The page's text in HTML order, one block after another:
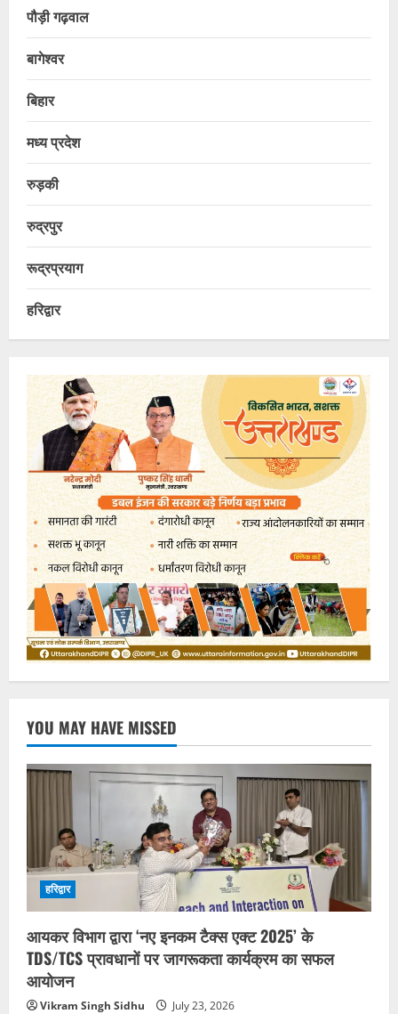
पौड़ी गढ़वाल
बागेश्वर
बिहार
मध्य प्रदेश
रुड़की
रुद्रपुर
रूद्रप्रयाग
हरिद्वार
YOU MAY HAVE MISSED
हरिद्वार
आयकर विभाग द्वारा ‘नए इनकम टैक्स एक्ट 2025’ के
TDS/TCS प्रावधानों पर जागरूकता कार्यक्रम का सफल
आयोजन
Vikram Singh Sidhu July 23, 2026